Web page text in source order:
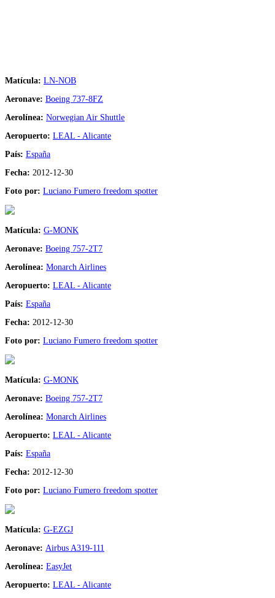
Matícula: LN-NOB
Aeronave: Boeing 737-8FZ
Aerolínea: Norwegian Air Shuttle
Aeropuerto: LEAL - Alicante
País: España
Fecha: 2012-12-30
Foto por: Luciano Fumero freedom spotter
Matícula: G-MONK
Aeronave: Boeing 757-2T7
Aerolínea: Monarch Airlines
Aeropuerto: LEAL - Alicante
País: España
Fecha: 2012-12-30
Foto por: Luciano Fumero freedom spotter
Matícula: G-MONK
Aeronave: Boeing 757-2T7
Aerolínea: Monarch Airlines
Aeropuerto: LEAL - Alicante
País: España
Fecha: 2012-12-30
Foto por: Luciano Fumero freedom spotter
Matícula: G-EZGJ
Aeronave: Airbus A319-111
Aerolínea: EasyJet
Aeropuerto: LEAL - Alicante